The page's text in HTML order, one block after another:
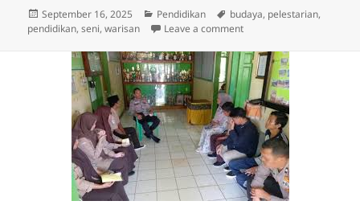
Posted
on
September 16, 2025 Categories
Pendidikan Tags
budaya, pelestarian,
pendidikan,seni,warisan Leave a commenton Peran Sekolah Seni